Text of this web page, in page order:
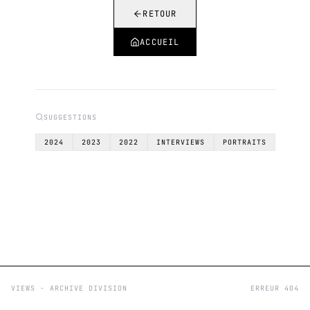
RETOUR
ACCUEIL
SUGGESTIONS
2024 2023 2022 INTERVIEWS PORTRAITS
VIEWS - ARCHIVE DIVISION ERREUR 404